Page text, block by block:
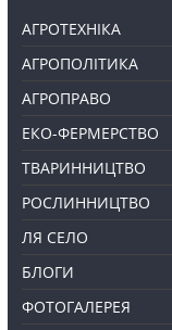
АГРОТЕХНІКА
АГРОПОЛІТИКА
АГРОПРАВО
ЕКО-ФЕРМЕРСТВО
ТВАРИННИЦТВО
РОСЛИННИЦТВО
ЛЯ СЕЛО
БЛОГИ
ФОТОГАЛЕРЕЯ